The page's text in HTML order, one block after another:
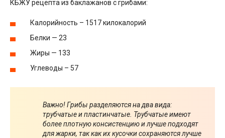
КБЖУ рецепта из баклажанов с грибами:
Калорийность – 1517 килокалорий
Белки — 23
Жиры — 133
Углеводы – 57
Важно! Грибы разделяются на два вида:
трубчатые и пластинчатые. Трубчатые имеют
более плотную консистенцию и лучше подходят
для жарки, так как их кусочки сохраняются лучше